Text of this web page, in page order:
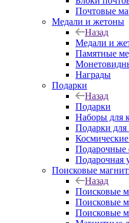
Почтовые
Медали и жетоны
Назад
Медали и
Памятные
Награды
Подарки
Назад
Подарки
Наборы для
Подарки для
Подарочные
Подарочная
Поисковые
Назад
Поисковые
Поисковые
Поисковые